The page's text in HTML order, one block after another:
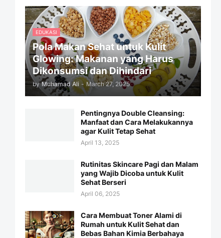
EDUKASI
Pola Makan Sehat untuk Kulit
Glowing: Makanan yang Harus
Dikonsumsi dan Dihindari
by Muhamad Ali - March 27, 2025
Pentingnya Double Cleansing:
Manfaat dan Cara Melakukannya
agar Kulit Tetap Sehat
April 13, 2025
Rutinitas Skincare Pagi dan Malam
yang Wajib Dicoba untuk Kulit
Sehat Berseri
April 06, 2025
Cara Membuat Toner Alami di
Rumah untuk Kulit Sehat dan
Bebas Bahan Kimia Berbahaya